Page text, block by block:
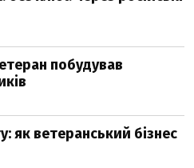
побудував
як ветеранський бізнес